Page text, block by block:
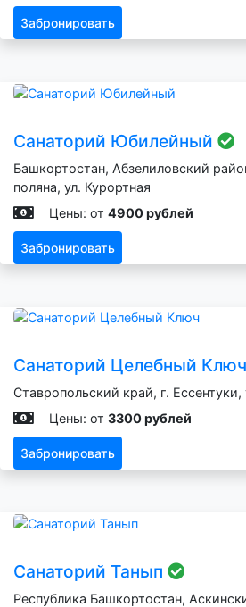
Забронировать
Санаторий Юбилейный
Башкортостан, Абзелиловский
поляна, ул. Курортная
Цены: от 4900 рублей
Забронировать
Санаторий Целебный Ключ
Ставропольский край, г.
Цены: от 3300 рублей
Забронировать
Санаторий Танып
Республика Башкортостан,